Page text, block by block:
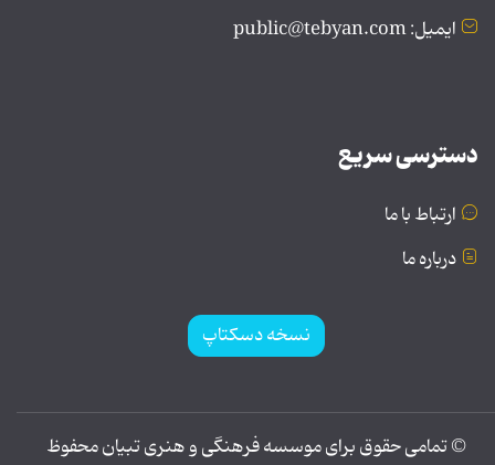
ایمیل: public@tebyan.com
دسترسی سریع
ارتباط با ما
درباره ما
نسخه دسکتاپ
© تمامی حقوق برای موسسه فرهنگی و هنری تبیان محفوظ